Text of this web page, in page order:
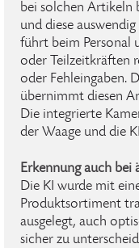
bei solchen Artikeln
und diese
führt beim Personal
oder Teilzeitkräften
oder Fehleingaben.
übernimmt diesen
Die integrierte
der Waage und die
Erkennung auch bei
Die KI wurde mit
Produktsortiment
ausgelegt, auch
sicher zu